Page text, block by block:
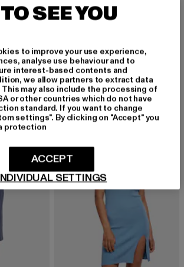
EUR 17,99 EUR
31,89 EUR
Derzeitiger Preis: 31,89 EUR
54,99 EURAktionspreis:
-42%
SEE YOU
to improve your use experience,
analyse use behaviour and to
interest-based contents and
we allow partners to extract data
may also include the processing of
or other countries which do not have
standard. If you want to change
settings". By clicking on "Accept" you
protection
SETTINGS
ACCEPT